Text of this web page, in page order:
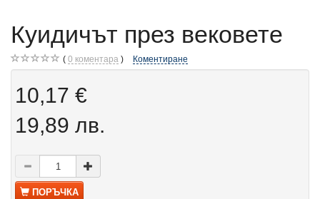
Куидичът през вековете
0 коментара Коментиране
10,17 €
19,89 лв.
ПОРЪЧКА